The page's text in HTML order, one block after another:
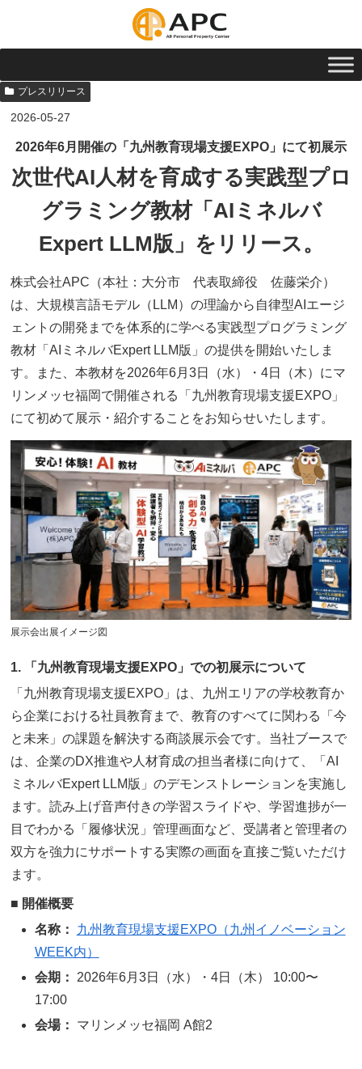
プレスリリース
2026-05-27
2026年6月開催の「九州教育現場支援EXPO」にて初展示
次世代AI人材を育成する実践型プロ
グラミング教材「AIミネルバ
Expert LLM版」をリリース。
株式会社APC（本社：大分市 代表取締役 佐藤栄介）
は、大規模言語モデル（LLM）の理論から自律型AIエージ
ェントの開発までを体系的に学べる実践型プログラミング
教材「AIミネルバExpert LLM版」の提供を開始いたしま
す。また、本教材を2026年6月3日（水）・4日（木）にマ
リンメッセ福岡で開催される「九州教育現場支援EXPO」
にて初めて展示・紹介することをお知らせいたします。
展示会出展イメージ図
1. 「九州教育現場支援EXPO」での初展示について
「九州教育現場支援EXPO」は、九州エリアの学校教育か
ら企業における社員教育まで、教育のすべてに関わる「今
と未来」の課題を解決する商談展示会です。当社ブースで
は、企業のDX推進や人材育成の担当者様に向けて、「AI
ミネルバExpert LLM版」のデモンストレーションを実施し
ます。読み上げ音声付きの学習スライドや、学習進捗が一
目でわかる「履修状況」管理画面など、受講者と管理者の
双方を強力にサポートする実際の画面を直接ご覧いただけ
ます。
■ 開催概要
名称：
九州教育現場支援EXPO（九州イノベーション
WEEK内）
会期：
2026年6月3日（水）・4日（木） 10:00〜
17:00
会場：
マリンメッセ福岡 A館2